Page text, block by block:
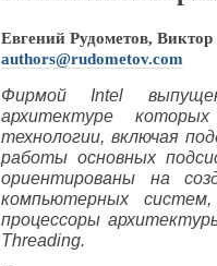
Евгений Рудометов, Виктор
authors@rudometov.com
Фирмой Intel
архитектуре
технологии, включая
работы основных
ориентированы на
компьютерных
процессоры
Threading.